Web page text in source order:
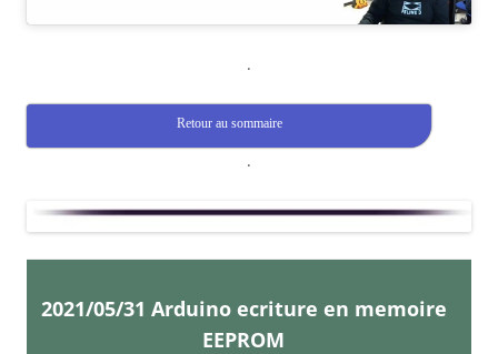
.
Retour au sommaire
.
2021/05/31 Arduino ecriture en memoire
EEPROM